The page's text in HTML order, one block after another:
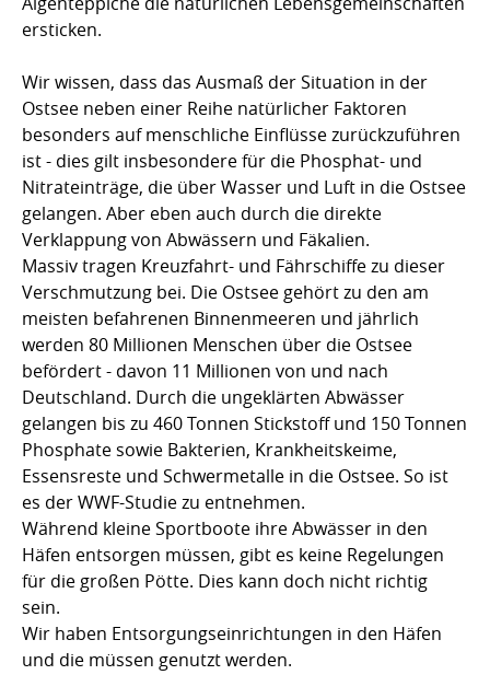
ersticken.
Wir wissen, dass das Ausmaß der Situation in der
Ostsee neben einer Reihe natürlicher Faktoren
besonders auf menschliche Einflüsse zurückzuführen
ist - dies gilt insbesondere für die Phosphat- und
Nitrateinträge, die über Wasser und Luft in die Ostsee
gelangen. Aber eben auch durch die direkte
Verklappung von Abwässern und Fäkalien.
Massiv tragen Kreuzfahrt- und Fährschiffe zu dieser
Verschmutzung bei. Die Ostsee gehört zu den am
meisten befahrenen Binnenmeeren und jährlich
werden 80 Millionen Menschen über die Ostsee
befördert - davon 11 Millionen von und nach
Deutschland. Durch die ungeklärten Abwässer
gelangen bis zu 460 Tonnen Stickstoff und 150 Tonnen
Phosphate sowie Bakterien, Krankheitskeime,
Essensreste und Schwermetalle in die Ostsee. So ist
es der WWF-Studie zu entnehmen.
Während kleine Sportboote ihre Abwässer in den
Häfen entsorgen müssen, gibt es keine Regelungen
für die großen Pötte. Dies kann doch nicht richtig
sein.
Wir haben Entsorgungseinrichtungen in den Häfen
und die müssen genutzt werden.